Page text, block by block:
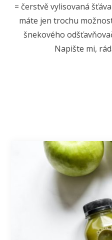
= čerstvě vylisovaná
máte jen trochu
šnekového
Napište mi,